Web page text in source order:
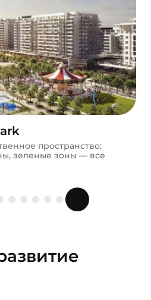
пространство:
зеленые зоны — все